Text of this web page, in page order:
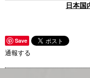
日本国
Save
通報する